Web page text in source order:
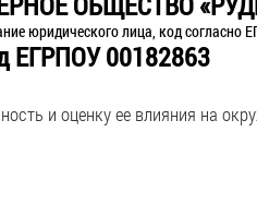
юридического лица, код согласно
ЕГРПОУ 00182863
и оценку ее влияния на